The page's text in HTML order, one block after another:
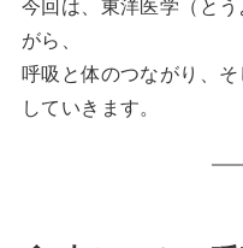
今回は、東洋医学（と
がら、
呼吸と体のつながり、
していきます。